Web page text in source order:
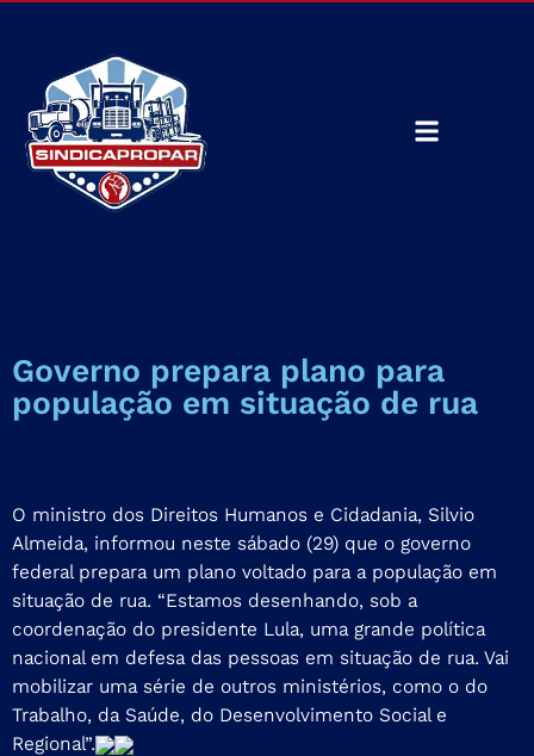
Governo prepara plano para
população em situação de rua
O ministro dos Direitos Humanos e Cidadania, Silvio
Almeida, informou neste sábado (29) que o governo
federal prepara um plano voltado para a população em
situação de rua. “Estamos desenhando, sob a
coordenação do presidente Lula, uma grande política
nacional em defesa das pessoas em situação de rua. Vai
mobilizar uma série de outros ministérios, como o do
Trabalho, da Saúde, do Desenvolvimento Social e
Regional”.